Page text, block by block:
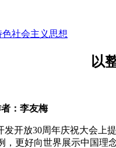
社会主义思想
以
：李友梅
发开放30周年庆祝大会上
，更好向世界展示中国